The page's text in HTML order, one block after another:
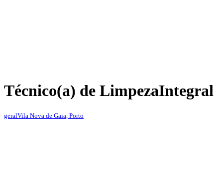
Técnico(a) de LimpezaIntegral
geralVila Nova de Gaia, Porto